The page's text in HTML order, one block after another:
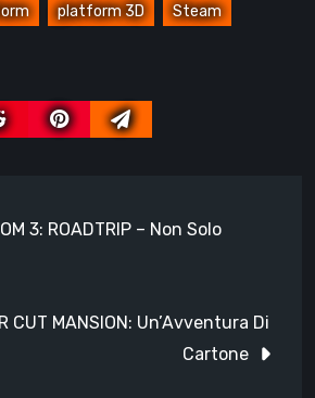
platform 3D Steam
3: ROADTRIP – Non Solo
CUT MANSION: Un’Avventura Di
Cartone